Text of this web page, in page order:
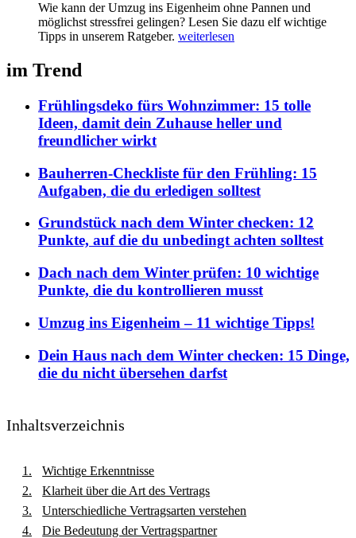
Wie kann der Umzug ins Eigenheim ohne Pannen und
möglichst stressfrei gelingen? Lesen Sie dazu elf wichtige
Tipps in unserem Ratgeber. weiterlesen
im Trend
Frühlingsdeko fürs Wohnzimmer: 15 tolle
Ideen, damit dein Zuhause heller und
freundlicher wirkt
Bauherren-Checkliste für den Frühling: 15
Aufgaben, die du erledigen solltest
Grundstück nach dem Winter checken: 12
Punkte, auf die du unbedingt achten solltest
Dach nach dem Winter prüfen: 10 wichtige
Punkte, die du kontrollieren musst
Umzug ins Eigenheim – 11 wichtige Tipps!
Dein Haus nach dem Winter checken: 15 Dinge,
die du nicht übersehen darfst
Inhaltsverzeichnis
Wichtige Erkenntnisse
Klarheit über die Art des Vertrags
Unterschiedliche Vertragsarten verstehen
Die Bedeutung der Vertragspartner